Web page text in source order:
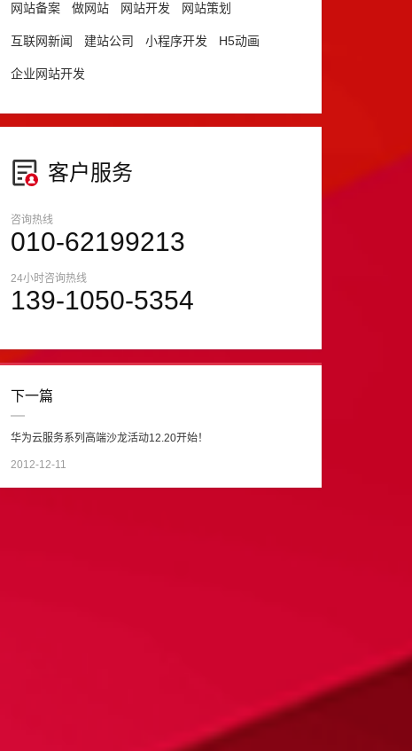
网站备案 做网站 网站开发 网站策划
互联网新闻 建站公司 小程序开发 H5动画
企业网站开发
客户服务
咨询热线
010-62199213
24小时咨询热线
139-1050-5354
下一篇
华为云服务系列高端沙龙活动12.20开始！
2012-12-11